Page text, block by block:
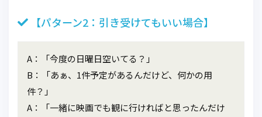
【パターン2：引き受けてもいい場合】
A：「今度の日曜日空いてる？」
B：「あぁ、1件予定があるんだけど、何かの用
件？」
A：「一緒に映画でも観に行ければと思ったんだけ